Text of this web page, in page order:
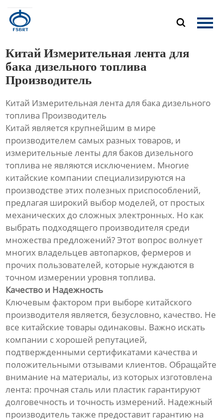

Главная
Новости
Контакты
Китай Измерительная лента для
бака дизельного топлива
Производитель
Китай Измерительная лента для бака дизельного
топлива Производитель
Китай является крупнейшим в мире
производителем самых разных товаров, и
измерительные ленты для баков дизельного
топлива не являются исключением. Многие
китайские компании специализируются на
производстве этих полезных приспособлений,
предлагая широкий выбор моделей, от простых
механических до сложных электронных. Но как
выбрать подходящего производителя среди
множества предложений? Этот вопрос волнует
многих владельцев автопарков, фермеров и
прочих пользователей, которые нуждаются в
точном измерении уровня топлива.
Качество и Надежность
Ключевым фактором при выборе китайского
производителя является, безусловно, качество. Не
все китайские товары одинаковы. Важно искать
компании с хорошей репутацией,
подтвержденными сертификатами качества и
положительными отзывами клиентов. Обращайте
внимание на материалы, из которых изготовлена
лента: прочная сталь или пластик гарантируют
долговечность и точность измерений. Надежный
производитель также предоставит гарантию на